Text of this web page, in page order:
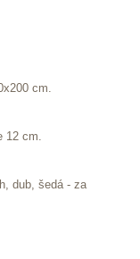
cm.
12 cm.
dub, šedá - za